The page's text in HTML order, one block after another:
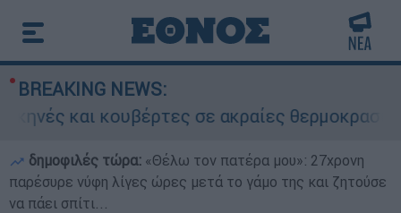
BREAKING NEWS:
και κουβέρτες σε ακραίες θερμοκρασίες»:
δημοφιλές τώρα: «Θέλω τον πατέρα μου»: 27χρονη
παρέσυρε νύφη λίγες ώρες μετά το γάμο της και ζητούσε
να πάει σπίτι...